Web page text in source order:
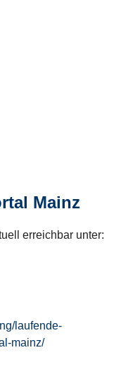
Mainz
erreichbar unter:
laufende-
mainz/